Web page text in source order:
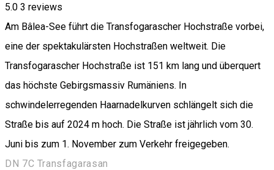
5.0 3 reviews
Am Bâlea-See führt die Transfogarascher Hochstraße vorbei,
eine der spektakulärsten Hochstraßen weltweit. Die
Transfogarascher Hochstraße ist 151 km lang und überquert
das höchste Gebirgsmassiv Rumäniens. In
schwindelerregenden Haarnadelkurven schlängelt sich die
Straße bis auf 2024 m hoch. Die Straße ist jährlich vom 30.
Juni bis zum 1. November zum Verkehr freigegeben.
DN 7C Transfagarasan